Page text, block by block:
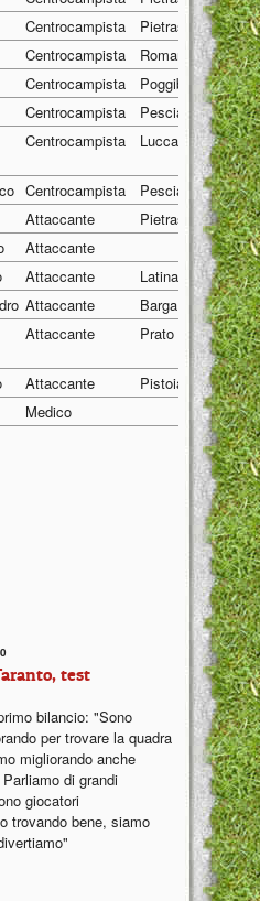
Centrocampista Pietrasanta 07/
Centrocampista Romania
07/
Centrocampista Poggibonsi 09/
Centrocampista Pescia
30/
Centrocampista Lucca 29/
Centrocampista Pescia
03/
Attaccante Pietrasanta 30/
Attaccante
01/
Attaccante Latina
01/
Attaccante Barga
06/
Attaccante Prato 02/
Attaccante Pistoia
02/
Medico 01/
test
bilancio: "Sono
per trovare la quadra
migliorando anche
di grandi
giocatori
trovando bene, siamo